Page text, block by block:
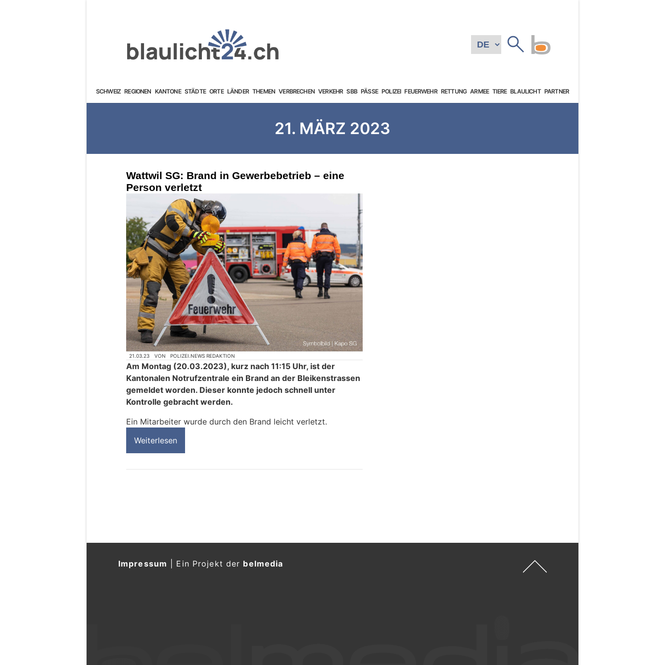
SCHWEIZ REGIONEN KANTONE STÄDTE ORTE LÄNDER THEMEN VERBRECHEN VERKEHR SBB PÄSSE POLIZEI FEUERWEHR RETTUNG ARMEE TIERE BLAULICHT PARTNER
21. MÄRZ 2023
Wattwil SG: Brand in Gewerbebetrieb – eine
Person verletzt
21.03.23 VON POLIZEI.NEWS REDAKTION
Am Montag (20.03.2023), kurz nach 11:15 Uhr, ist der
Kantonalen Notrufzentrale ein Brand an der Bleikenstrassen
gemeldet worden. Dieser konnte jedoch schnell unter
Kontrolle gebracht werden.
Ein Mitarbeiter wurde durch den Brand leicht verletzt.
Weiterlesen
Impressum Ein Projekt der belmedia